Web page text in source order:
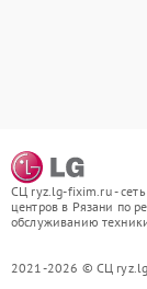
СЦ ryz.lg-fixim.ru -
центров в Рязани по
обслуживанию
2021-2026 © СЦ